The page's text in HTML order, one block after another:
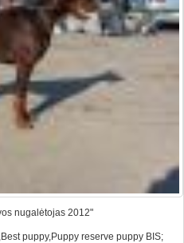
nugalėtojas 2012"
puppy,Puppy reserve puppy BIS;